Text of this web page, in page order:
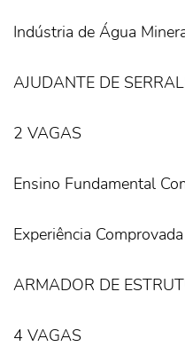
Indústria de Água
AJUDANTE DE
2 VAGAS
Ensino Fundamental
Experiência
ARMADOR DE
4 VAGAS